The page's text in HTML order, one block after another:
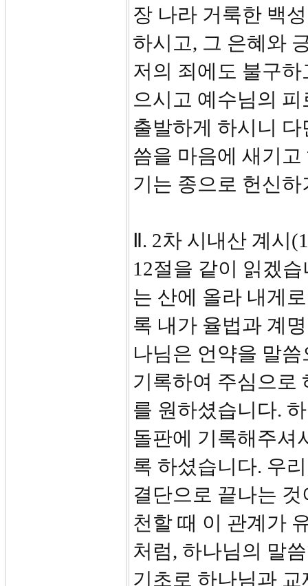
장 나라 거룩한 백
하시고, 그 은혜와
저의 죄에도 불구
으시고 예수님의
출발하게 하시니
씀을 마음에 새기
기는 종으로 헌신
Ⅱ. 2차 시내산 계시
12절을 같이 읽겠
는 산에 올라 내게
록 내가 율법과 계
나님은 언약을 말
기록하여 주심으로
를 원하셨습니다.
돌판에 기록해주셔
록 하셨습니다. 우
결단으로 끝나는
천할 때 이 관계가
처럼, 하나님의 말
기초로 하나님과